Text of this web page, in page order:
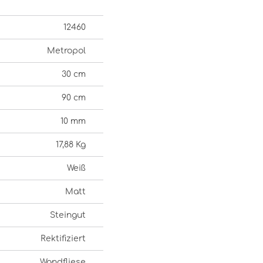
12460
Metropol
30 cm
90 cm
10 mm
17,88 Kg
Weiß
Matt
Steingut
Rektifiziert